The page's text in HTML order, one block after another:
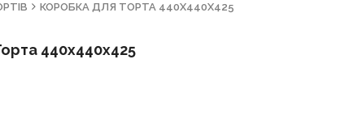
КОРОБКА ДЛЯ ТОРТА 440Х440Х425
440х440х425